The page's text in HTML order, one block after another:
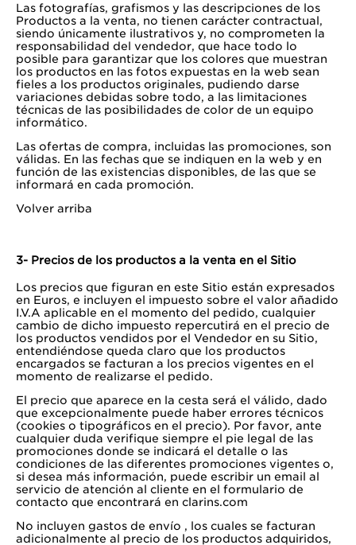
Las fotografías, grafismos y las descripciones de los
Productos a la venta, no tienen carácter contractual,
siendo únicamente ilustrativos y, no comprometen la
responsabilidad del vendedor, que hace todo lo
posible para garantizar que los colores que muestran
los productos en las fotos expuestas en la web sean
fieles a los productos originales, pudiendo darse
variaciones debidas sobre todo, a las limitaciones
técnicas de las posibilidades de color de un equipo
informático.
Las ofertas de compra, incluidas las promociones, son
válidas. En las fechas que se indiquen en la web y en
función de las existencias disponibles, de las que se
informará en cada promoción.
Volver arriba
3- Precios de los productos a la venta en el Sitio
Los precios que figuran en este Sitio están expresados
en Euros, e incluyen el impuesto sobre el valor añadido
I.V.A aplicable en el momento del pedido, cualquier
cambio de dicho impuesto repercutirá en el precio de
los productos vendidos por el Vendedor en su Sitio,
entendiéndose queda claro que los productos
encargados se facturan a los precios vigentes en el
momento de realizarse el pedido.
El precio que aparece en la cesta será el válido, dado
que excepcionalmente puede haber errores técnicos
(cookies o tipográficos en el precio). Por favor, ante
cualquier duda verifique siempre el pie legal de las
promociones donde se indicará el detalle o las
condiciones de las diferentes promociones vigentes o,
si desea más información, puede escribir un email al
servicio de atención al cliente en el formulario de
contacto que encontrará en clarins.com
No incluyen gastos de envío , los cuales se facturan
adicionalmente al precio de los productos adquiridos,